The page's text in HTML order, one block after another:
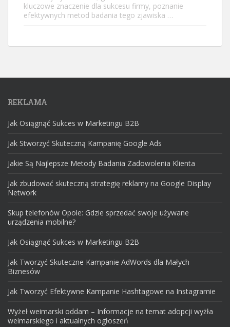
kluczowe znaczenie dla sukcesu firmy, poznanie
efektywnych metod badania tego zjawiska …
REKLAMA
Jak Osiągnąć Sukces w Marketingu B2B
Jak Stworzyć Skuteczną Kampanię Google Ads
Jakie Są Najlepsze Metody Badania Zadowolenia Klienta
Jak zbudować skuteczną strategię reklamy na Google Display
Network
Skup telefonów Opole: Gdzie sprzedać swoje używane
urządzenia mobilne?
Jak Osiągnąć Sukces w Marketingu B2B
Jak Tworzyć Skuteczne Kampanie AdWords dla Małych
Biznesów
Jak Tworzyć Efektywne Kampanie Hashtagowe na Instagramie
Wyżeł weimarski oddam – Informacje na temat adopcji wyżła
weimarskiego i aktualnych ogłoszeń